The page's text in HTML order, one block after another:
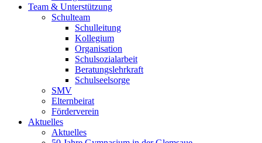
Team & Unterstützung
Schulteam
Schulleitung
Kollegium
Organisation
Schulsozialarbeit
Beratungslehrkraft
Schulseelsorge
SMV
Elternbeirat
Förderverein
Aktuelles
Aktuelles